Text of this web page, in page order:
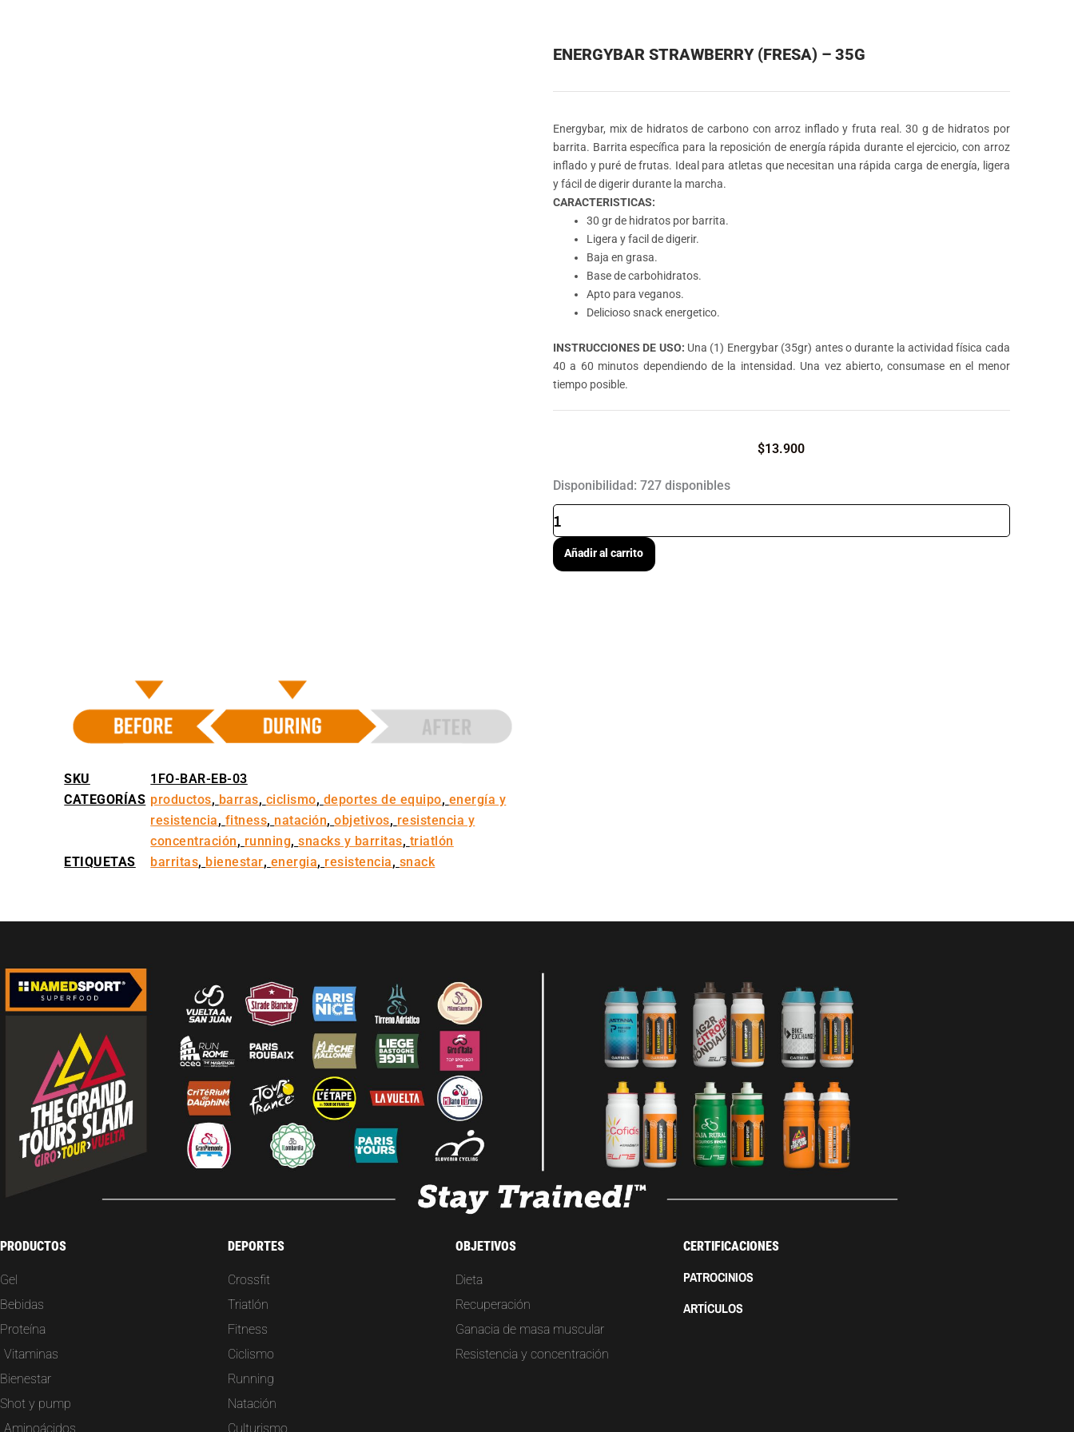
SKU
1FO-BAR-EB-03
CATEGORÍAS productos, barras, ciclismo, deportes de equipo, energía y
resistencia, fitness, natación,objetivos, resistencia y
concentración, running,snacks y barritas, triatlón
ETIQUETAS
barritas, bienestar, energia, resistencia, snack
ENERGYBAR STRAWBERRY (FRESA) – 35G
Energybar, mix de hidratos de carbono con arroz inflado y fruta real. 30 g de hidratos por
barrita. Barrita específica para la reposición de energía rápida durante el ejercicio, con arroz
inflado y puré de frutas. Ideal para atletas que necesitan una rápida carga de energía, ligera
y fácil de digerir durante la marcha.
CARACTERISTICAS:
30 gr de hidratos por barrita.
Ligera y facil de digerir.
Baja en grasa.
Base de carbohidratos.
Apto para veganos.
Delicioso snack energetico.
INSTRUCCIONES DE USO: Una (1) Energybar (35gr) antes o durante la actividad física cada
40 a 60 minutos dependiendo de la intensidad. Una vez abierto, consumase en el menor
tiempo posible.
$13.900
Disponibilidad: 727 disponibles
ENERGYBAR
(FRESA)
-
35G
cantidad
Añadir al carrito
PRODUCTOS
Gel
Bebidas
Proteína
Vitaminas
Bienestar
Shot y pump
Aminoácidos
DEPORTES
Crossfit
Triatlón
Fitness
Ciclismo
Running
Natación
Culturismo
OBJETIVOS
Dieta
Recuperación
Ganacia de masa muscular
Resistencia y concentración
CERTIFICACIONES
PATROCINIOS
ARTÍCULOS